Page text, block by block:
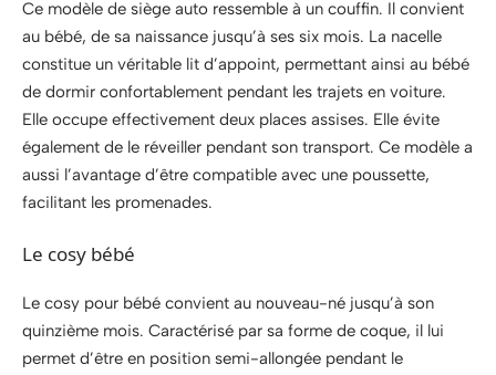
Ce modèle de siège auto ressemble à un couffin. Il convient
au bébé, de sa naissance jusqu’à ses six mois. La nacelle
constitue un véritable lit d’appoint, permettant ainsi au bébé
de dormir confortablement pendant les trajets en voiture.
Elle occupe effectivement deux places assises. Elle évite
également de le réveiller pendant son transport. Ce modèle a
aussi l’avantage d’être compatible avec une poussette,
facilitant les promenades.
Le cosy bébé
Le cosy pour bébé convient au nouveau-né jusqu’à son
quinzième mois. Caractérisé par sa forme de coque, il lui
permet d’être en position semi-allongée pendant le